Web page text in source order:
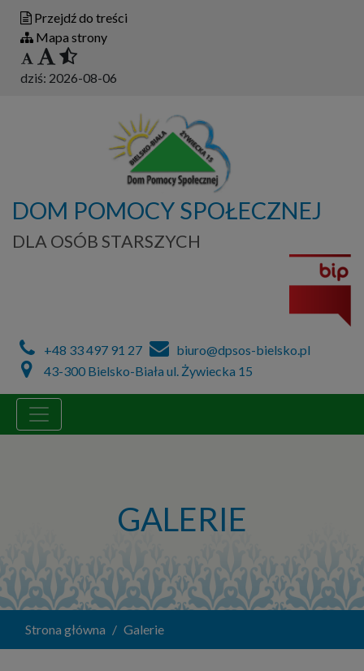
Przejdź do treści
Mapa strony
dziś: 2026-08-06
DOM POMOCY SPOŁECZNEJ
DLA OSÓB STARSZYCH
+48 33 497 91 27
biuro@dpsos-bielsko.pl
43-300 Bielsko-Biała ul. Żywiecka 15
GALERIE
Strona główna Galerie